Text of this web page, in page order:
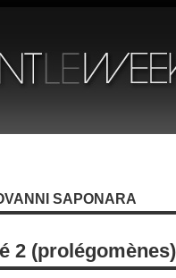
SAPONARA
2 (prolégomènes)